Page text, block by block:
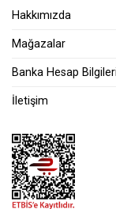
Hakkımızda
Mağazalar
Banka Hesap Bilgileri
İletişim